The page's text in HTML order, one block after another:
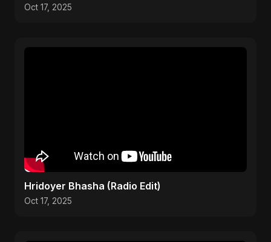
Oct 17, 2025
Hridoyer Bhasha (Radio Edit)
Oct 17, 2025